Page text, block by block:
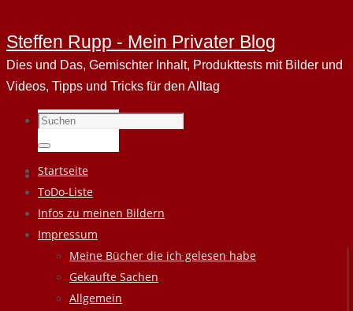
Steffen Rupp - Mein Privater Blog
Dies und Das, Gemischter Inhalt, Produkttests mit Bilder und
Videos, Tipps und Tricks für den Alltag
Suchen
nach:
Suchen
Zum
Inhalt
springen
Startseite
ToDo-Liste
Infos zu meinen Bildern
Impressum
Meine Bücher die ich gelesen habe
Gekaufte Sachen
Allgemein